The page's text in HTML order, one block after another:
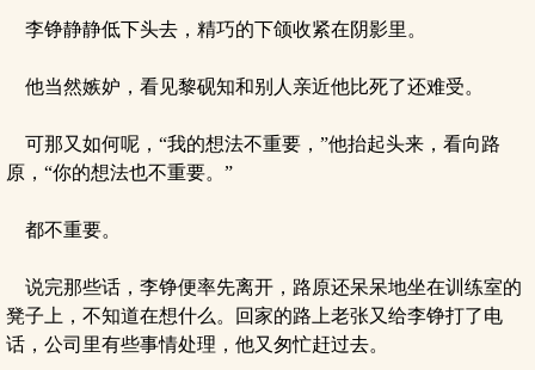
李铮静静低下头去，精巧的下颌收紧在阴影里。
他当然嫉妒，看见黎砚知和别人亲近他比死了还难受。
可那又如何呢，“我的想法不重要，”他抬起头来，看向路
原，“你的想法也不重要。”
都不重要。
说完那些话，李铮便率先离开，路原还呆呆地坐在训练室的
凳子上，不知道在想什么。回家的路上老张又给李铮打了电
话，公司里有些事情处理，他又匆忙赶过去。